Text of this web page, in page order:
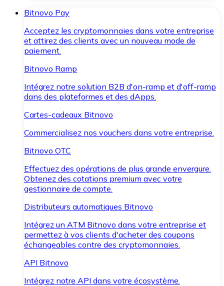
Bitnovo Pay
Acceptez les cryptomonnaies dans votre entreprise
et attirez des clients avec un nouveau mode de
paiement.
Bitnovo Ramp
Intégrez notre solution B2B d'on-ramp et d'off-ramp
dans des plateformes et des dApps.
Cartes-cadeaux Bitnovo
Commercialisez nos vouchers dans votre entreprise.
Bitnovo OTC
Effectuez des opérations de plus grande envergure.
Obtenez des cotations premium avec votre
gestionnaire de compte.
Distributeurs automatiques Bitnovo
Intégrez un ATM Bitnovo dans votre entreprise et
permettez à vos clients d'acheter des coupons
échangeables contre des cryptomonnaies.
API Bitnovo
Intégrez notre API dans votre écosystème.